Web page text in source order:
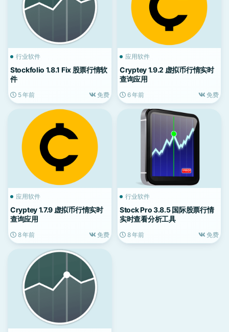
行业软件
Stockfolio 1.8.1 Fix 股票行情软
件
5 年前 免费
应用软件
Cryptey 1.9.2 虚拟币行情实时
查询应用
6 年前 免费
应用软件
Cryptey 1.7.9 虚拟币行情实时
查询应用
8 年前 免费
行业软件
Stock Pro 3.8.5 国际股票行情
实时查看分析工具
8 年前 免费